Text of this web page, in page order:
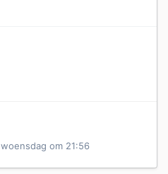
woensdag om 21:56